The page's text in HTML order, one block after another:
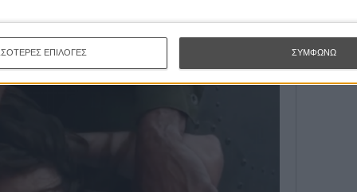
ΕΠΙΛΟΓΕΣ ΣΥΜΦΩΝΩ
αριστουργήματα του genre του σινεμά των αντιηρώων